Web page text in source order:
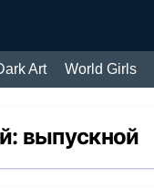
Art World Girls
выпускной